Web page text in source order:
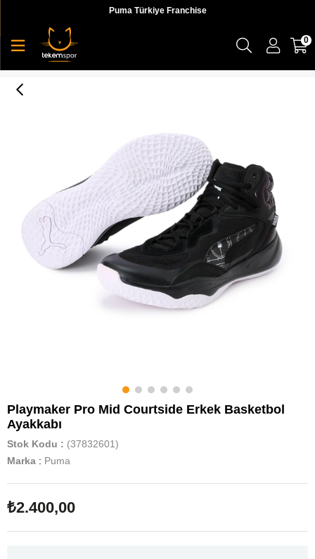
Puma Türkiye Franchise
0
Playmaker Pro Mid Courtside Erkek Basketbol
Ayakkabı
Stok Kodu
(37832601)
Marka : Puma
₺2.400,00